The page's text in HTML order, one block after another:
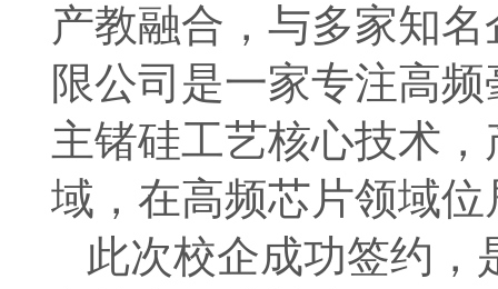
产教融合，与多家知
限公司是一家专注高
主锗硅工艺核心技术
域，在高频芯片领域
此次校企成功签约，